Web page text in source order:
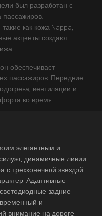
был разработан с
как кожа Nappa,
акценты создают
обеспечивает
пассажиров. Передние
вентиляции и
во время
элегантным и
динамичные линии
с трехконечной звездой
Адаптивные
задние
и
внимание на дороге.